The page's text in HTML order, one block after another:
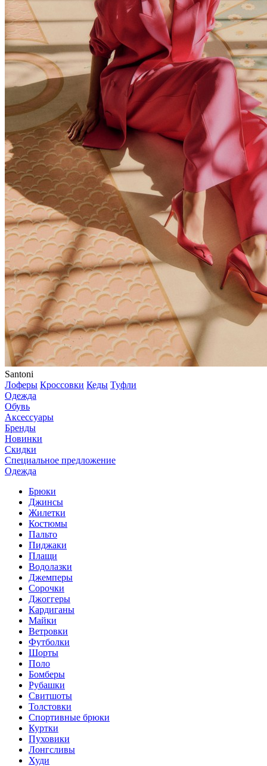
Santoni
Лоферы Кроссовки Кеды Туфли
Одежда
Обувь
Аксессуары
Бренды
Новинки
Скидки
Специальное предложение
Одежда
Брюки
Джинсы
Жилетки
Костюмы
Пальто
Пиджаки
Плащи
Водолазки
Джемперы
Сорочки
Джоггеры
Кардиганы
Майки
Ветровки
Футболки
Шорты
Поло
Бомберы
Рубашки
Свитшоты
Толстовки
Спортивные брюки
Куртки
Пуховики
Лонгсливы
Худи